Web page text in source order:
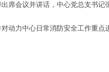
会议并讲话，中心党总支书记
力中心日常消防安全工作重点